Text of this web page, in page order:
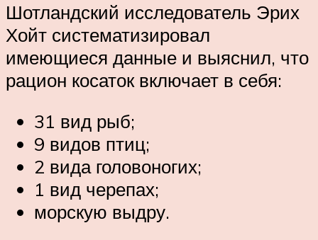
Шотландский исследователь Эрих
Хойт систематизировал
имеющиеся данные и выяснил, что
рацион косаток включает в себя:
31 вид рыб;
9 видов птиц;
2 вида головоногих;
1 вид черепах;
морскую выдру.